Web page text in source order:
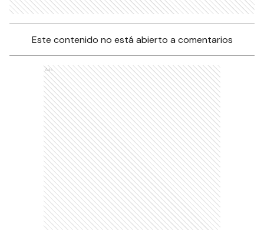
Este contenido no está abierto a comentarios
Ads